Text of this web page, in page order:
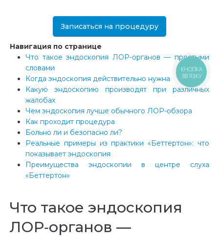
Записаться на процедуру
Навигация по странице
Что такое эндоскопия ЛОР-органов — простыми
словами
Когда эндоскопия действительно нужна
Какую эндоскопию производят при различных
жалобах
Чем эндоскопия лучше обычного ЛОР-обзора
Как проходит процедура
Больно ли и безопасно ли?
Реальные примеры из практики «Беттертон»: что
показывает эндоскопия
Преимущества эндоскопии в центре слуха
«Беттертон»
Что такое эндоскопия
ЛОР‑органов —
КНОПКА
ЗВ'ЯЗКУ